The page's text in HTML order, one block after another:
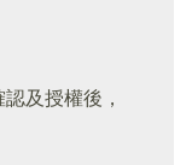
認及授權後，